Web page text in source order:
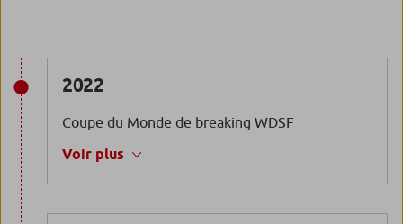
2022
Coupe du Monde de breaking WDSF
Voir plus